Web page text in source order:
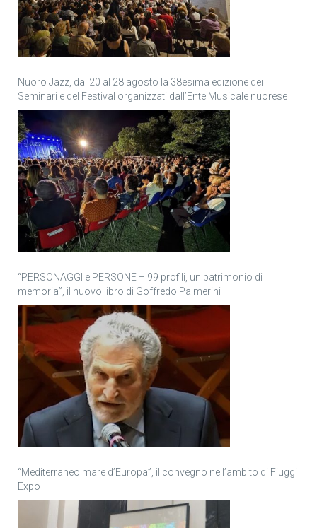
Nuoro Jazz, dal 20 al 28 agosto la 38esima edizione dei
Seminari e del Festival organizzati dall’Ente Musicale nuorese
“PERSONAGGI e PERSONE – 99 profili, un patrimonio di
memoria”, il nuovo libro di Goffredo Palmerini
“Mediterraneo mare d’Europa”, il convegno nell’ambito di Fiuggi
Expo